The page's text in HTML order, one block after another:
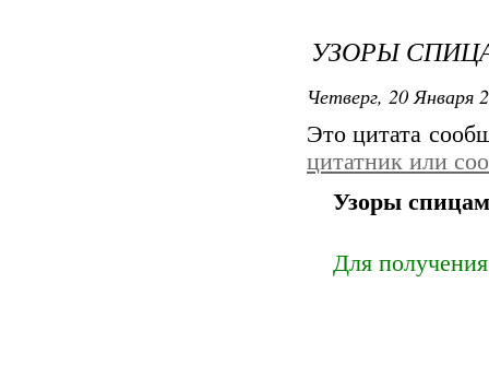
УЗОРЫ
Четверг, 20 Января
Это цитата
цитатник или
Узоры
Для